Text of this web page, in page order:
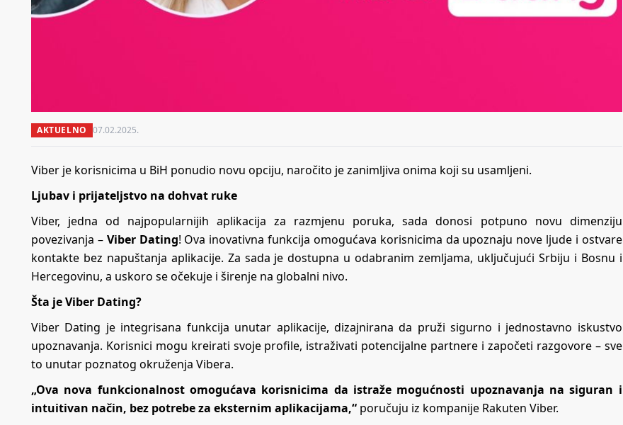
AKTUELNO 07.02.2025.
Viber je korisnicima u BiH ponudio novu opciju, naročito je zanimljiva onima koji su usamljeni.
Ljubav i prijateljstvo na dohvat ruke
Viber, jedna od najpopularnijih aplikacija za razmjenu poruka, sada donosi potpuno novu dimenziju
povezivanja – Viber Dating! Ova inovativna funkcija omogućava korisnicima da upoznaju nove ljude i ostvare
kontakte bez napuštanja aplikacije. Za sada je dostupna u odabranim zemljama, uključujući Srbiju i Bosnu i
Hercegovinu, a uskoro se očekuje i širenje na globalni nivo.
Šta je Viber Dating?
Viber Dating je integrisana funkcija unutar aplikacije, dizajnirana da pruži sigurno i jednostavno iskustvo
upoznavanja. Korisnici mogu kreirati svoje profile, istraživati potencijalne partnere i započeti razgovore – sve
to unutar poznatog okruženja Vibera.
„Ova nova funkcionalnost omogućava korisnicima da istraže mogućnosti upoznavanja na siguran i
intuitivan način, bez potrebe za eksternim aplikacijama,“ poručuju iz kompanije Rakuten Viber.